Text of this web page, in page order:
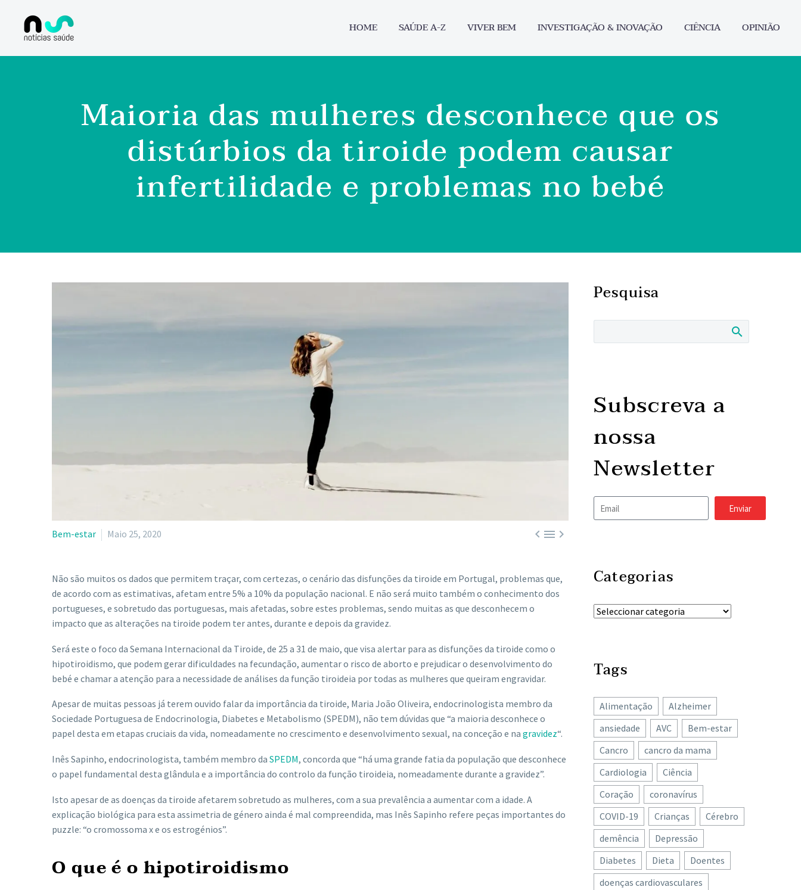
HOME SAÚDE A-Z VIVER BEM INVESTIGAÇÃO & INOVAÇÃO CIÊNCIA OPINIÃO
Maioria das mulheres desconhece que os
distúrbios da tiroide podem causar
infertilidade e problemas no bebé

Bem-estar Maio 25, 2020
Não são muitos os dados que permitem traçar, com certezas, o cenário das disfunções da tiroide em Portugal, problemas que,
de acordo com as estimativas, afetam entre 5% a 10% da população nacional. E não será muito também o conhecimento dos
portugueses, e sobretudo das portuguesas, mais afetadas, sobre estes problemas, sendo muitas as que desconhecem o
impacto que as alterações na tiroide podem ter antes, durante e depois da gravidez.
Será este o foco da Semana Internacional da Tiroide, de 25 a 31 de maio, que visa alertar para as disfunções da tiroide como o
hipotiroidismo, que podem gerar dificuldades na fecundação, aumentar o risco de aborto e prejudicar o desenvolvimento do
bebé e chamar a atenção para a necessidade de análises da função tiroideia por todas as mulheres que queiram engravidar.
Apesar de muitas pessoas já terem ouvido falar da importância da tiroide, Maria João Oliveira, endocrinologista membro da
Sociedade Portuguesa de Endocrinologia, Diabetes e Metabolismo (SPEDM), não tem dúvidas que “a maioria desconhece o
papel desta em etapas cruciais da vida, nomeadamente no crescimento e desenvolvimento sexual, na conceção e na gravidez“.
Inês Sapinho, endocrinologista, também membro da SPEDM, concorda que “há uma grande fatia da população que desconhece
o papel fundamental desta glândula e a importância do controlo da função tiroideia, nomeadamente durante a gravidez”.
Isto apesar de as doenças da tiroide afetarem sobretudo as mulheres, com a sua prevalência a aumentar com a idade. A
explicação biológica para esta assimetria de género ainda é mal compreendida, mas Inês Sapinho refere peças importantes do
puzzle: “o cromossoma x e os estrogénios”.
O que é o hipotiroidismo
Pesquisa
Subscreva a
nossa
Newsletter
Enviar
Categorias
Tags
Alimentação
Alzheimer
ansiedade
AVC
Bem-estar
Cancro
cancro da mama
Cardiologia
Ciência
Coração
coronavírus
COVID-19
Crianças
Cérebro
demência
Depressão
Diabetes
Dieta
Doentes
doenças cardiovasculares